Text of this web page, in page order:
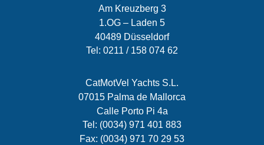
Am Kreuzberg 3
1.OG – Laden 5
40489 Düsseldorf
Tel: 0211 / 158 074 62
CatMotVel Yachts S.L.
07015 Palma de Mallorca
Calle Porto Pi 4a
Tel: (0034) 971 401 883
Fax: (0034) 971 70 29 53